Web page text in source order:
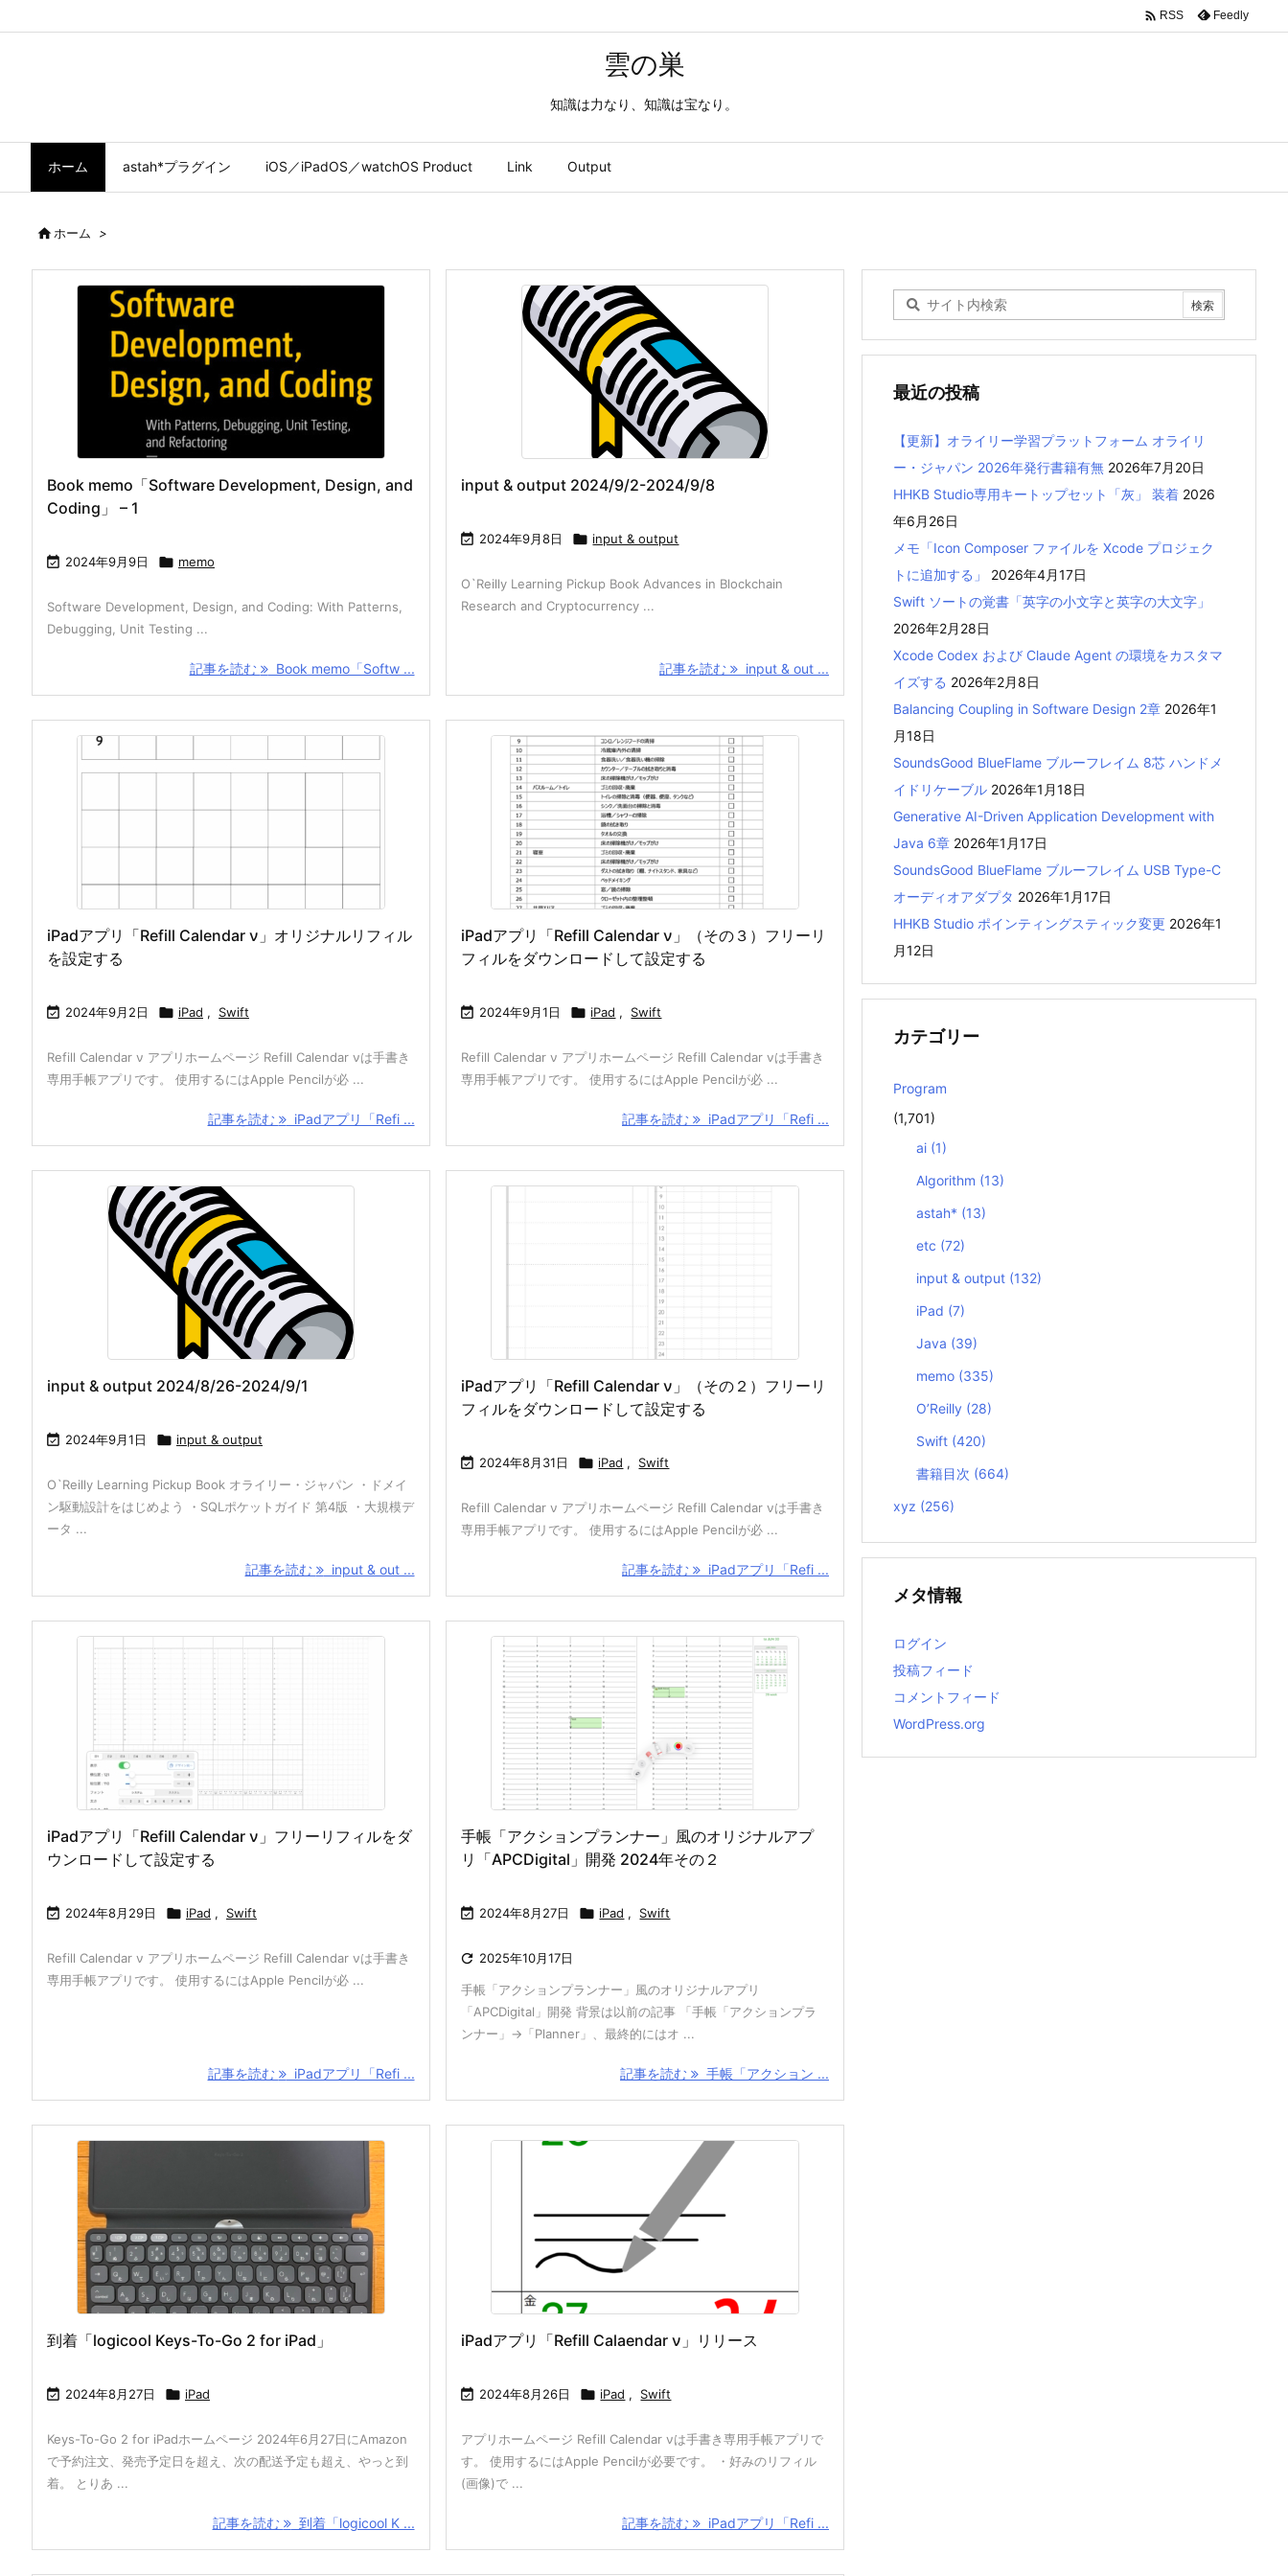
雲の巣
知識は力なり、知識は宝なり。
ホーム astah*プラグイン iOS／iPadOS／watchOS Product Link Output
 RSS Feedly
ホーム >
Book memo「Software Development, Design, and
Coding」 – 1
 2024年9月9日  memo
Software Development, Design, and Coding: With Patterns,
Debugging, Unit Testing ...
記事を読む Book memo「Softw ...
input & output 2024/9/2-2024/9/8
 2024年9月8日  input & output
O`Reilly Learning Pickup Book Advances in Blockchain
Research and Cryptocurrency ...
記事を読む input & out ...
iPadアプリ「Refill Calendar ν」オリジナルリフィル
を設定する
 2024年9月2日  iPad , Swift
Refill Calendar ν アプリホームページ Refill Calendar νは手書き
専用手帳アプリです。 使用するにはApple Pencilが必 ...
記事を読む iPadアプリ「Refi ...
iPadアプリ「Refill Calendar ν」（その３）フリーリ
フィルをダウンロードして設定する
 2024年9月1日  iPad , Swift
Refill Calendar ν アプリホームページ Refill Calendar νは手書き
専用手帳アプリです。 使用するにはApple Pencilが必 ...
記事を読む iPadアプリ「Refi ...
input & output 2024/8/26-2024/9/1
 2024年9月1日  input & output
O`Reilly Learning Pickup Book オライリー・ジャパン ・ドメイ
ン駆動設計をはじめよう ・SQLポケットガイド 第4版 ・大規模デ
ータ ...
記事を読む input & out ...
iPadアプリ「Refill Calendar ν」（その２）フリーリ
フィルをダウンロードして設定する
 2024年8月31日  iPad , Swift
Refill Calendar ν アプリホームページ Refill Calendar νは手書き
専用手帳アプリです。 使用するにはApple Pencilが必 ...
記事を読む iPadアプリ「Refi ...
iPadアプリ「Refill Calendar ν」フリーリフィルをダ
ウンロードして設定する
 2024年8月29日  iPad , Swift
Refill Calendar ν アプリホームページ Refill Calendar νは手書き
専用手帳アプリです。 使用するにはApple Pencilが必 ...
記事を読む iPadアプリ「Refi ...
手帳「アクションプランナー」風のオリジナルアプ
リ「APCDigital」開発 2024年その２
 2024年8月27日  iPad , Swift
 2025年10月17日
手帳「アクションプランナー」風のオリジナルアプリ
「APCDigital」開発 背景は以前の記事 「手帳「アクションプラ
ンナー」→「Planner」、最終的にはオ ...
記事を読む 手帳「アクション ...
到着「logicool Keys-To-Go 2 for iPad」
 2024年8月27日  iPad
Keys-To-Go 2 for iPadホームページ 2024年6月27日にAmazon
で予約注文、発売予定日を超え、次の配送予定も超え、やっと到
着。 とりあ ...
記事を読む 到着「logicool K ...
iPadアプリ「Refill Calaendar ν」リリース
 2024年8月26日  iPad , Swift
アプリホームページ Refill Calendar νは手書き専用手帳アプリで
す。 使用するにはApple Pencilが必要です。 ・好みのリフィル
(画像)で ...
記事を読む iPadアプリ「Refi ...
最近の投稿
【更新】オライリー学習プラットフォーム オライリ
ー・ジャパン 2026年発行書籍有無 2026年7月20日
HHKB Studio専用キートップセット「灰」 装着 2026
年6月26日
メモ「Icon Composer ファイルを Xcode プロジェク
トに追加する」
2026年4月17日
Swift ソートの覚書「英字の小文字と英字の大文字」
2026年2月28日
Xcode Codex および Claude Agent の環境をカスタマ
イズする 2026年2月8日
Balancing Coupling in Software Design 2章 2026年1
月18日
SoundsGood BlueFlame ブルーフレイム 8芯 ハンドメ
イドリケーブル 2026年1月18日
Generative AI-Driven Application Development with
Java 6章 2026年1月17日
SoundsGood BlueFlame ブルーフレイム USB Type-C
オーディオアダプタ 2026年1月17日
HHKB Studio ポインティングスティック変更 2026年1
月12日
カテゴリー
Program
(1,701)
ai (1)
Algorithm (13)
astah* (13)
etc (72)
input & output (132)
iPad (7)
Java (39)
memo (335)
O’Reilly (28)
Swift (420)
書籍目次 (664)
xyz (256)
メタ情報
ログイン
投稿フィード
コメントフィード
WordPress.org